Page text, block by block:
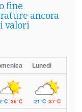
fine
ancora
valori
Lunedì
|36°C 21°C |37°C